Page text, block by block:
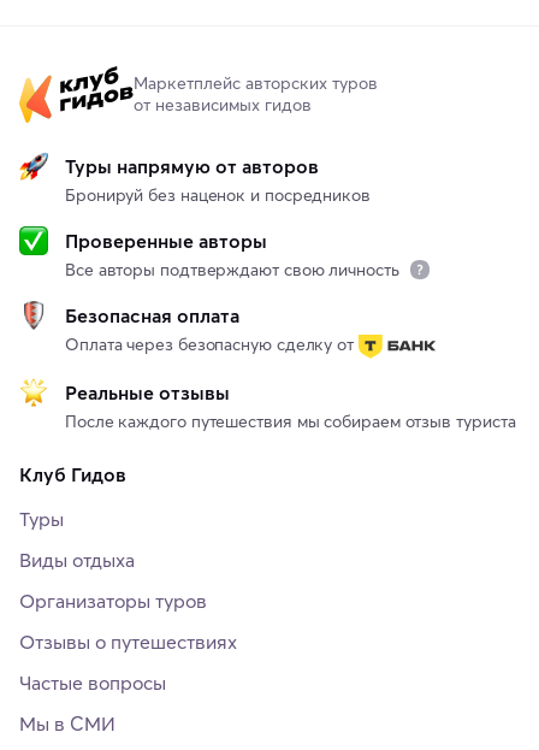
Маркетплейс авторских туров
от независимых гидов
Туры напрямую от авторов
Бронируй без наценок и посредников
Проверенные авторы
Все авторы подтверждают свою личность
Безопасная оплата
Оплата через безопасную сделку от
Реальные отзывы
После каждого путешествия мы собираем отзыв туриста
Клуб Гидов
Туры
Виды отдыха
Организаторы туров
Отзывы о путешествиях
Частые вопросы
Мы в СМИ